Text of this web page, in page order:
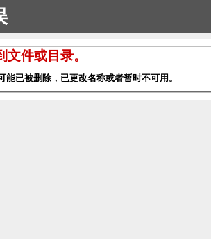
件或目录。
能已被删除，已更改名称或者暂时不可用。